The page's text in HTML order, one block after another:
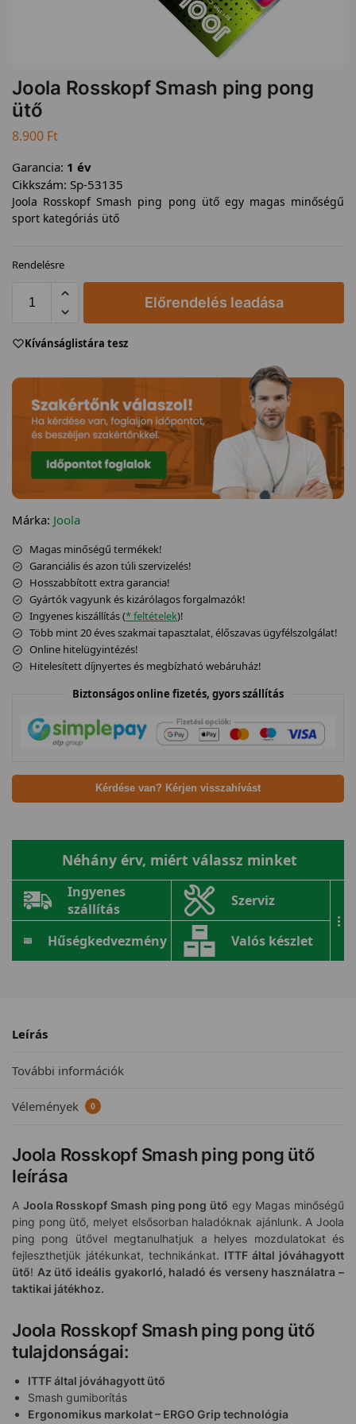
Joola Rosskopf Smash ping pong
ütő
8.900 Ft
Garancia: 1 év
Cikkszám: Sp-53135
Joola Rosskopf Smash ping pong ütő egy magas minőségű
sport kategóriás ütő
Rendelésre
Előrendelés leadása
Kívánságlistára tesz
Márka: Joola
Magas minőségű termékek!
Garanciális és azon túli szervizelés!
Hosszabbított extra garancia!
Gyártók vagyunk és kizárólagos forgalmazók!
Ingyenes kiszállítás (* feltételek)!
Több mint 20 éves szakmai tapasztalat, élőszavas ügyfélszolgálat!
Online hitelügyintézés!
Hitelesített díjnyertes és megbízható webáruház!
Biztonságos online fizetés, gyors szállítás
Kérdése van? Kérjen visszahívást
Néhány érv, miért válassz minket
Ingyenes
szállítás
Szerviz
Hűségkedvezmény Valós készlet
...
Leírás
További információk
Vélemények 0
Joola Rosskopf Smash ping pong ütő
leírása
A Joola Rosskopf Smash ping pong ütő egy Magas minőségű
ping pong ütő, melyet elsősorban haladóknak ajánlunk. A Joola
ping pong ütővel megtanulhatjuk a helyes mozdulatokat és
fejleszthetjük játékunkat, technikánkat. ITTF által jóváhagyott
ütő! Az ütő ideális gyakorló, haladó és verseny használatra –
taktikai játékhoz.
Joola Rosskopf Smash ping pong ütő
tulajdonságai:
ITTF által jóváhagyott ütő
Smash gumiborítás
Ergonomikus markolat – ERGO Grip technológia